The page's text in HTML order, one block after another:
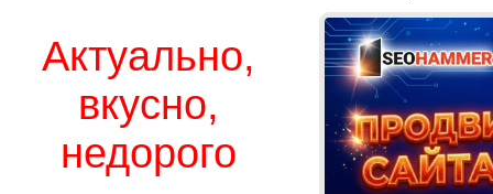
Актуально,
вкусно,
недорого